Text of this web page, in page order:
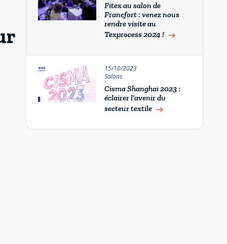
Fitex au salon de
Francfort : venez nous
rendre visite au
Texprocess 2024 ! east
15/10/2023
Salons
Cisma Shanghai 2023 :
éclairer l’avenir du
secteur textile east